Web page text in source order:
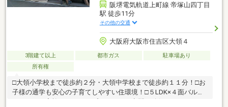
阪堺電気軌道上町線 帝塚山四丁目
駅 徒歩11分
その他の交通
大阪府大阪市住吉区大領４
3階建て以上 都市ガス
駐車場あり
所有権
□大領小学校まで徒歩約２分・大領中学校まで徒歩約１１分！□お
子様の通学も安心の子育てしやすい住環境！□５LDK×４面バルコ